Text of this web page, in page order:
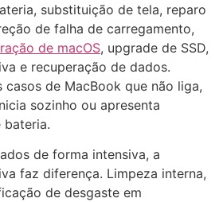
substituição de tela, reparo
de falha de carregamento,
de macOS, upgrade de SSD,
e recuperação de dados.
casos de MacBook que não liga,
sozinho ou apresenta
bateria.
de forma intensiva, a
faz diferença. Limpeza interna,
de desgaste em